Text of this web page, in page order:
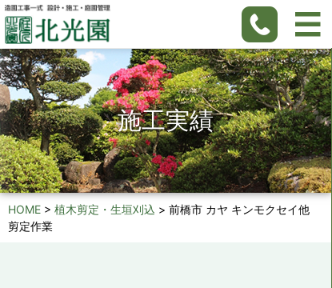
施工実績
HOME > 植木剪定・生垣刈込 > 前橋市 カヤ キンモクセイ他
剪定作業